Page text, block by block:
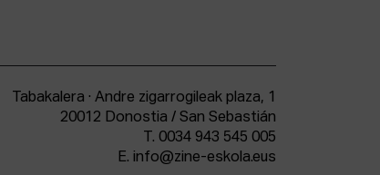
Tabakalera · Andre zigarrogileak plaza, 1
20012 Donostia / San Sebastián
T. 0034 943 545 005
E. info@zine-eskola.eus